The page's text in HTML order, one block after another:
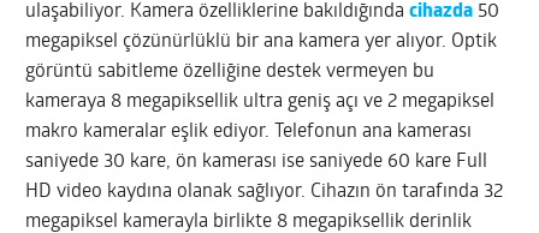
ulaşabiliyor. Kamera özelliklerine bakıldığındacihazda 50
megapiksel çözünürlüklü bir ana kamera yer alıyor. Optik
görüntü sabitleme özelliğine destek vermeyen bu
kameraya 8 megapiksellik ultra geniş açı ve 2 megapiksel
makro kameralar eşlik ediyor. Telefonun ana kamerası
saniyede 30 kare, ön kamerası ise saniyede 60 kare Full
HD video kaydına olanak sağlıyor. Cihazın ön tarafında 32
megapiksel kamerayla birlikte 8 megapiksellik derinlik